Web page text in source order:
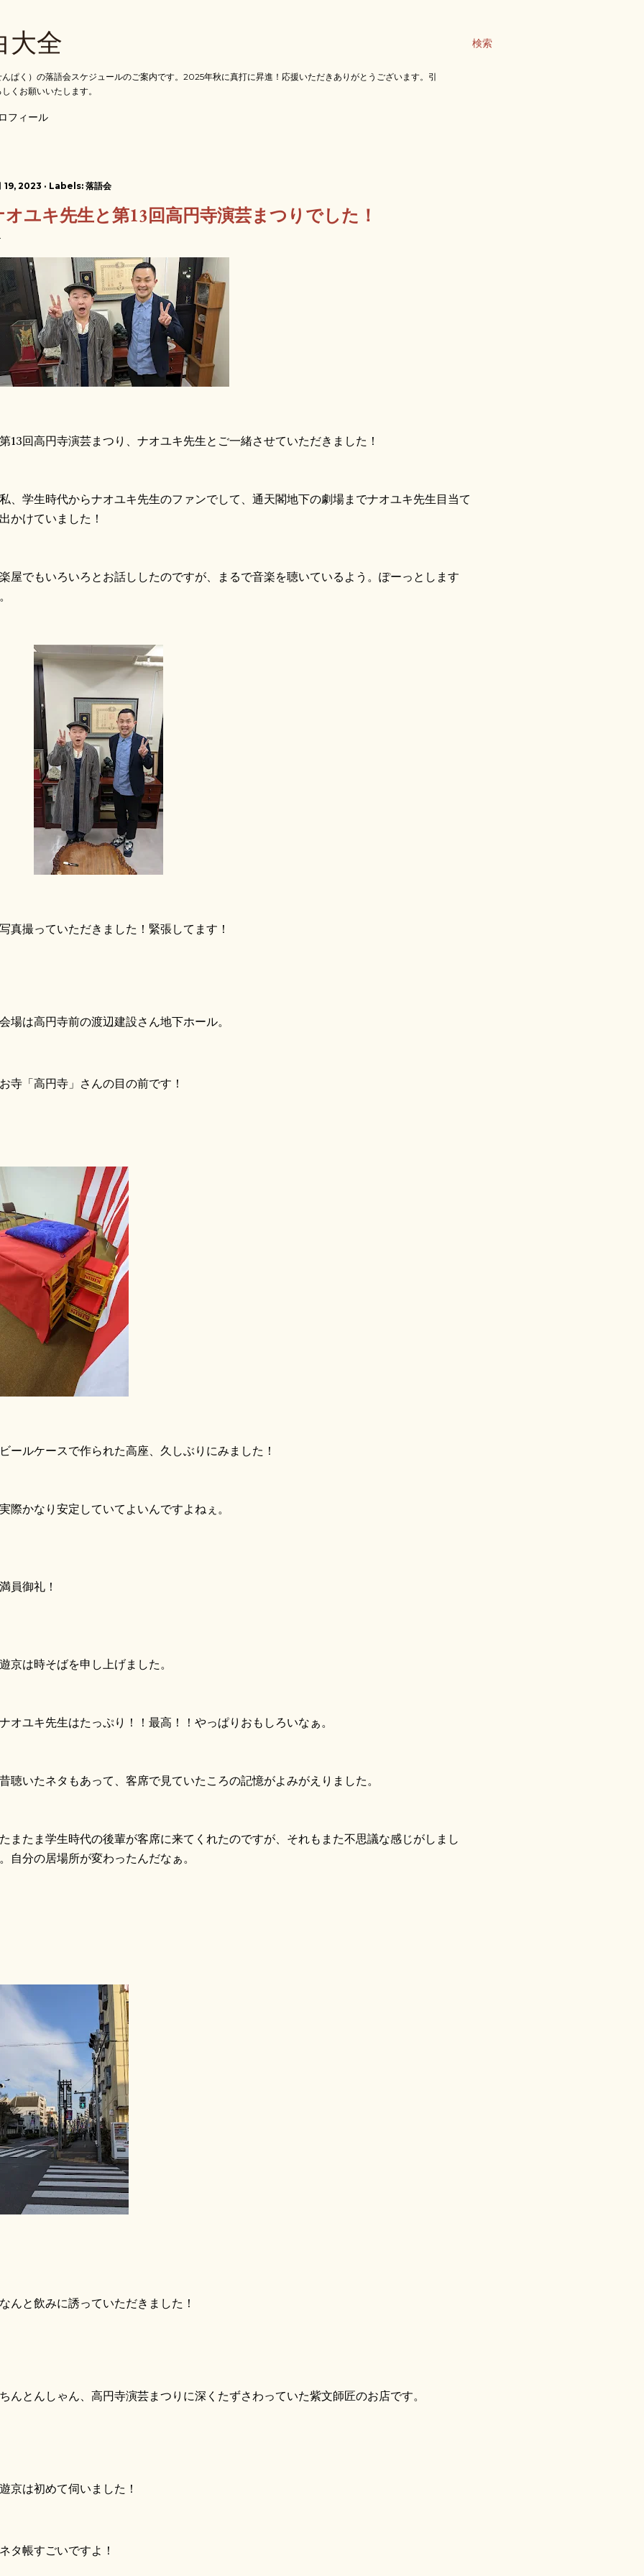
検索
大全
ぱく）の落語会スケジュールのご案内です。2025年秋に真打に昇進！応援いただきありがとうございます。引
くお願いいたします。
フィール
19, 2023 Labels: 落語会
オユキ先生と第13回高円寺演芸まつりでした！
回高円寺演芸まつり、ナオユキ先生とご一緒させていただきました！
学生時代からナオユキ先生のファンでして、通天閣地下の劇場までナオユキ先生目当て
かけていました！
でもいろいろとお話ししたのですが、まるで音楽を聴いているよう。ぽーっとします
撮っていただきました！緊張してます！
は高円寺前の渡辺建設さん地下ホール。
「高円寺」さんの目の前です！
ルケースで作られた高座、久しぶりにみました！
かなり安定していてよいんですよねぇ。
御礼！
は時そばを申し上げました。
ユキ先生はたっぷり！！最高！！やっぱりおもしろいなぁ。
いたネタもあって、客席で見ていたころの記憶がよみがえりました。
たま学生時代の後輩が客席に来てくれたのですが、それもまた不思議な感じがしまし
自分の居場所が変わったんだなぁ。
と飲みに誘っていただきました！
とんしゃん、高円寺演芸まつりに深くたずさわっていた紫文師匠のお店です。
は初めて伺いました！
帳すごいですよ！